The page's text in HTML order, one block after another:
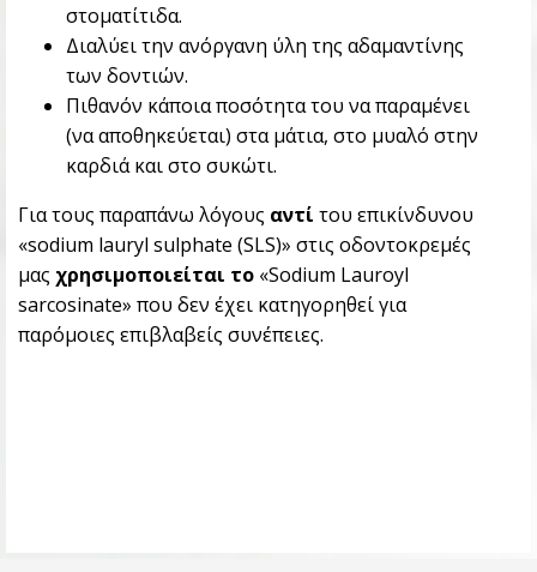
στοματίτιδα.
Διαλύει την ανόργανη ύλη της αδαμαντίνης
των δοντιών.
Πιθανόν κάποια ποσότητα του να παραμένει
(να αποθηκεύεται) στα μάτια, στο μυαλό στην
καρδιά και στο συκώτι.
Για τους παραπάνω λόγους αντί του επικίνδυνου
«sodium lauryl sulphate (SLS)» στις οδοντοκρεμές
μας χρησιμοποιείται το «Sodium Lauroyl
sarcosinate» που δεν έχει κατηγορηθεί για
παρόμοιες επιβλαβείς συνέπειες.